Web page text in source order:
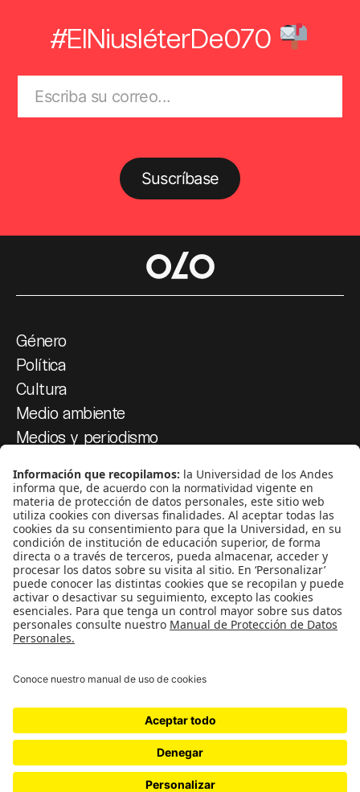
#ElNiusléterDe070
Suscríbase
Género
Política
Cultura
Medio ambiente
Medios y periodismo
Movilización social
¿Quiénes somos?
Podcasts
Ediciones especiales
Proyectos 070
SÍGUENOS
¿Quieres escribir en 070?